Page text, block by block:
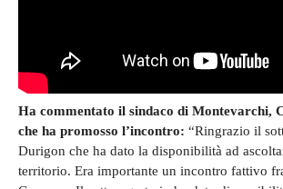
Ha commentato il sindaco di Montevarchi,
che ha promosso l’incontro: “Ringrazio il
Durigon che ha dato la disponibilità ad
territorio. Era importante un incontro fattivo